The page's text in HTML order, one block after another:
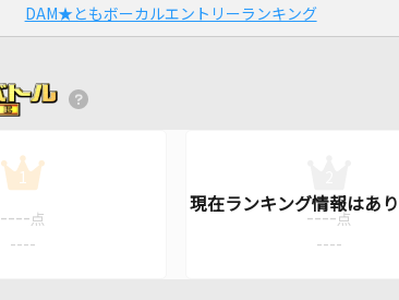
DAM★ともボーカルエントリーランキング
1
---- 点
----
---- 点
----